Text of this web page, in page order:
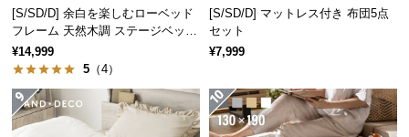
保
に
い
て
[S/SD/D] 余白を楽しむローベッド
フレーム 天然木調 ステージベッド
ロボット掃除機対応
¥14,999
5 （4）
[S/SD/D] マットレス付き 布団5点
セット
¥7,999